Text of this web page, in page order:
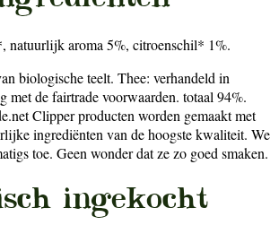
natuurlijk aroma 5%, citroenschil* 1%.
biologische teelt. Thee: verhandeld in
met de fairtrade voorwaarden. totaal 94%.
Clipper producten worden gemaakt met
ingrediënten van de hoogste kwaliteit. We
toe. Geen wonder dat ze zo goed smaken.
ingekocht